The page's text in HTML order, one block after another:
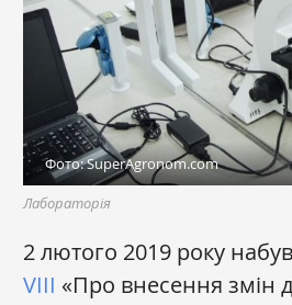
Фото: SuperAgronom.com
Лабораторія
2 лютого 2019 року
VIII «Про внесення змін